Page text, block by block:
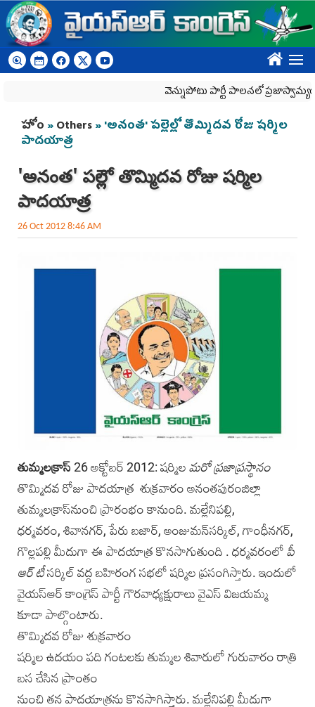
Skip to main content
????
వెన్నుపోటు పార్టీ పాలనలో ప్రజాస్వామ్యం ఖూనీ..
You are here
హోం »Others» 'అనంత' పల్లెల్లో తొమ్మిదవ రోజు షర్మిల
పాదయాత్ర
'అనంత' పల్లెల్లో తొమ్మిదవ రోజు షర్మిల
పాదయాత్ర
26 Oct 2012 8:46 AM
తుమ్మలక్రాస్‌ 26 అక్టోబర్ 2012: షర్మిల మరో ప్రజాప్రస్థానం
తొమ్మిదవ రోజు పాదయాత్ర శుక్రవారం అనంతపురంజిల్లా
తుమ్మలక్రాస్‌నుంచి ప్రారంభం కానుంది. మల్లేనిపల్లి,
ధర్మవరం, శివానగర్‌, పేరు బజార్‌, అంజుమన్‌సర్కిల్‌, గాంధీనగర్‌,
గొల్లపల్లి మీదుగా ఈ పాదయాత్ర కొనసాగుతుంది . ధర్మవరంలో పీ
ఆర్ టీసర్కిల్‌ వద్ద బహిరంగ సభలో షర్మిల ప్రసంగిస్తారు. ఇందులో
వైయస్ఆర్ కాంగ్రెస్ పార్టీ గౌరవాధ్యక్షురాలు వైఎస్ విజయమ్మ
కూడా పాల్గొంటారు.
తొమ్మిదవ రోజు శుక్రవారం
షర్మిల ఉదయం పది గంటలకు తుమ్మల శివారులో గురువారం రాత్రి
బస చేసిన ప్రాంతం
నుంచి తన పాదయాత్రను కొనసాగిస్తారు. మల్లేనిపల్లి మీదుగా